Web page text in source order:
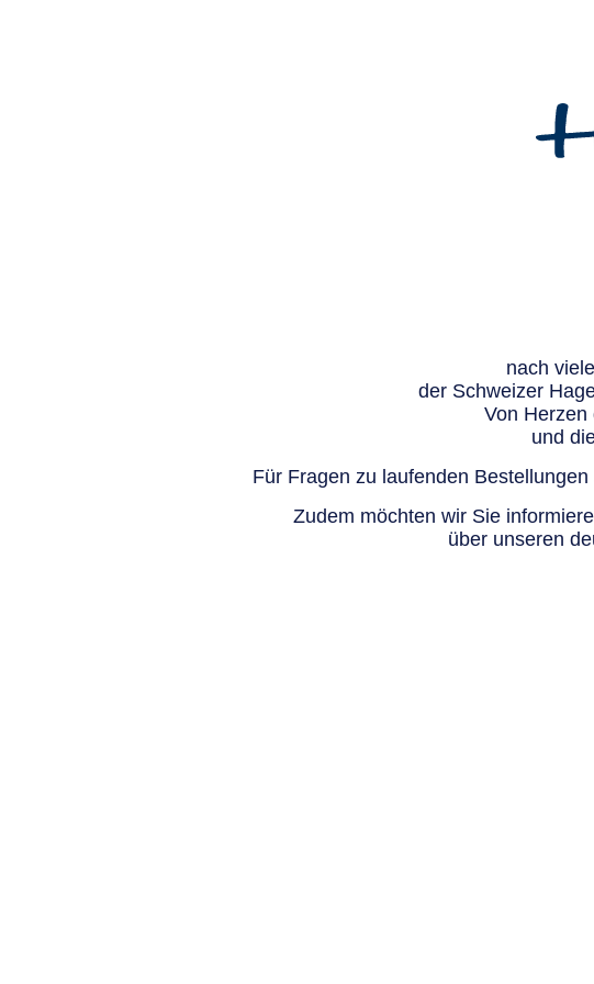
nach
der Schweizer
Von Herzen
und
Für Fragen zu laufenden
Zudem möchten wir Sie
über unseren